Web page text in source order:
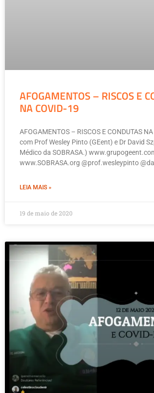
AFOGAMENTOS – RISCOS E
NA COVID-19
AFOGAMENTOS – RISCOS E CONDUTAS
com Prof Wesley Pinto (GEent) e Dr David
Médico da SOBRASA.)
www.SOBRASA.org @prof.wesleypinto
LEIA MAIS »
19 de maio de 2020